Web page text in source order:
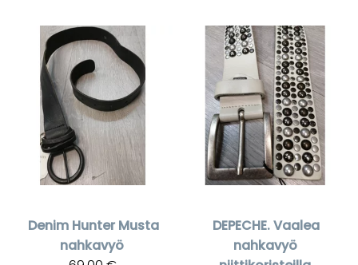
Denim Hunter Musta
nahkavyö
DEPECHE.Vaalea
nahkavyö